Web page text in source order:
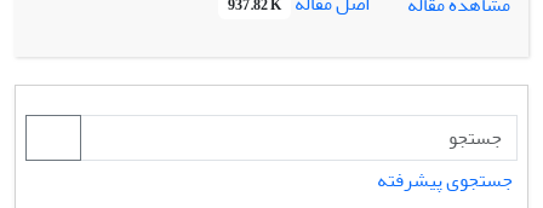
بیضه موش استفاده شد.
سلول‌های اسپرماتوگونیال تمایز نیافته به شدت PLZF را بیان
می‌کنند، سایر سلول‌های زاینده واقع در لوله لوله اسپرم ساز برای
این نشانگر منفی بودند. از سوی دیگر، سلول‌های زایا نزدیک
حالی‫که سلول‌های زایای تمایز نیافته واقع در غشای پایه منفی
937.82 K
جستجوی پیشرفته